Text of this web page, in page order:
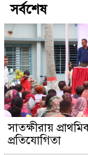
সর্বশেষ
সাতক্ষীরায়
প্রতিযোগিতা